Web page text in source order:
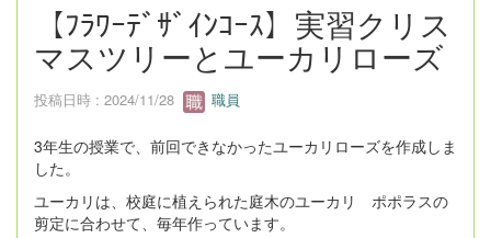
【ﾌﾗﾜｰﾃﾞｻﾞｲﾝｺｰｽ】実習クリス
マスツリーとユーカリローズ
投稿日時 : 2024/11/28 職員
3年生の授業で、前回できなかったユーカリローズを作成しま
した。
ユーカリは、校庭に植えられた庭木のユーカリ ポポラスの
剪定に合わせて、毎年作っています。